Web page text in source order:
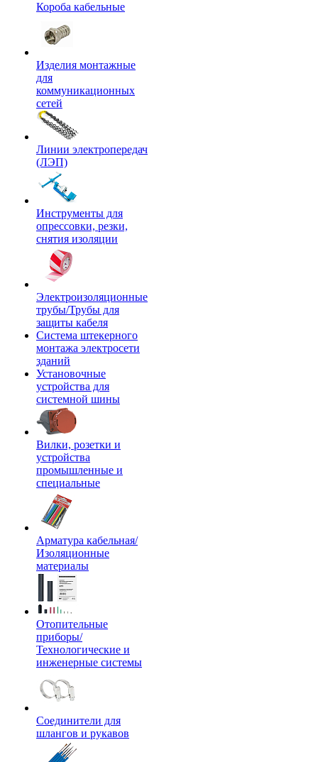
Короба кабельные
Изделия монтажные
для
коммуникационных
сетей
Линии электропередач
(ЛЭП)
Инструменты для
опрессовки, резки,
снятия изоляции
Электроизоляционные
трубы/Трубы для
защиты кабеля
Система штекерного
монтажа электросети
зданий
Установочные
устройства для
системной шины
Вилки, розетки и
устройства
промышленные и
специальные
Арматура кабельная/
Изоляционные
материалы
Отопительные
приборы/
Технологические и
инженерные системы
Соединители для
шлангов и рукавов